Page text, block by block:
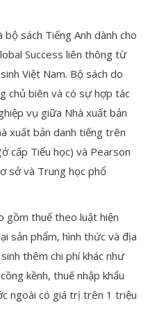
bộ sách Tiếng Anh dành cho
Success liên thông từ
Việt Nam. Bộ sách do
chủ biên và có sự hợp tác
vụ giữa Nhà xuất bản
xuất bản danh tiếng trên
cấp Tiểu học) và Pearson
sở và Trung học phổ
gồm thuế theo luật hiện
sản phẩm, hình thức và địa
thêm chi phí khác như
kềnh, thuế nhập khẩu
ngoài có giá trị trên 1 triệu